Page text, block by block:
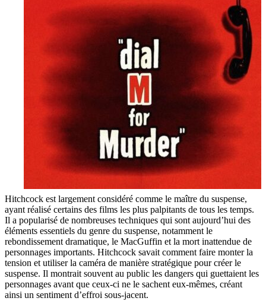
Hitchcock est largement considéré comme le maître du suspense,
ayant réalisé certains des films les plus palpitants de tous les temps.
Il a popularisé de nombreuses techniques qui sont aujourd’hui des
éléments essentiels du genre du suspense, notamment le
rebondissement dramatique, le MacGuffin et la mort inattendue de
personnages importants. Hitchcock savait comment faire monter la
tension et utiliser la caméra de manière stratégique pour créer le
suspense. Il montrait souvent au public les dangers qui guettaient les
personnages avant que ceux-ci ne le sachent eux-mêmes, créant
ainsi un sentiment d’effroi sous-jacent.